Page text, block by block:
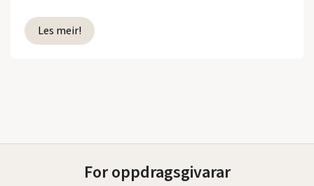
Les meir!
For oppdragsgivarar